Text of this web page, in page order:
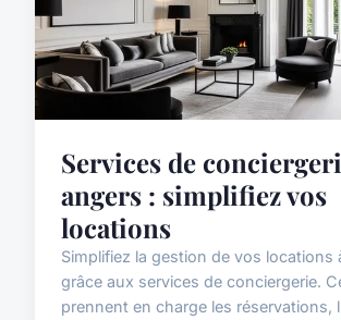
Services de
angers : simplifiez vos
locations
Simplifiez la gestion de vos locations
grâce aux services de conciergerie.
prennent en charge les réservations,